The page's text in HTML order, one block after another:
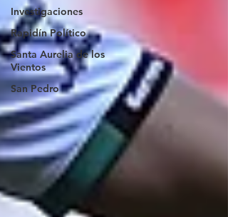
Investigaciones
Rapidín Político
Santa Aurelia de los
Vientos
San Pedro